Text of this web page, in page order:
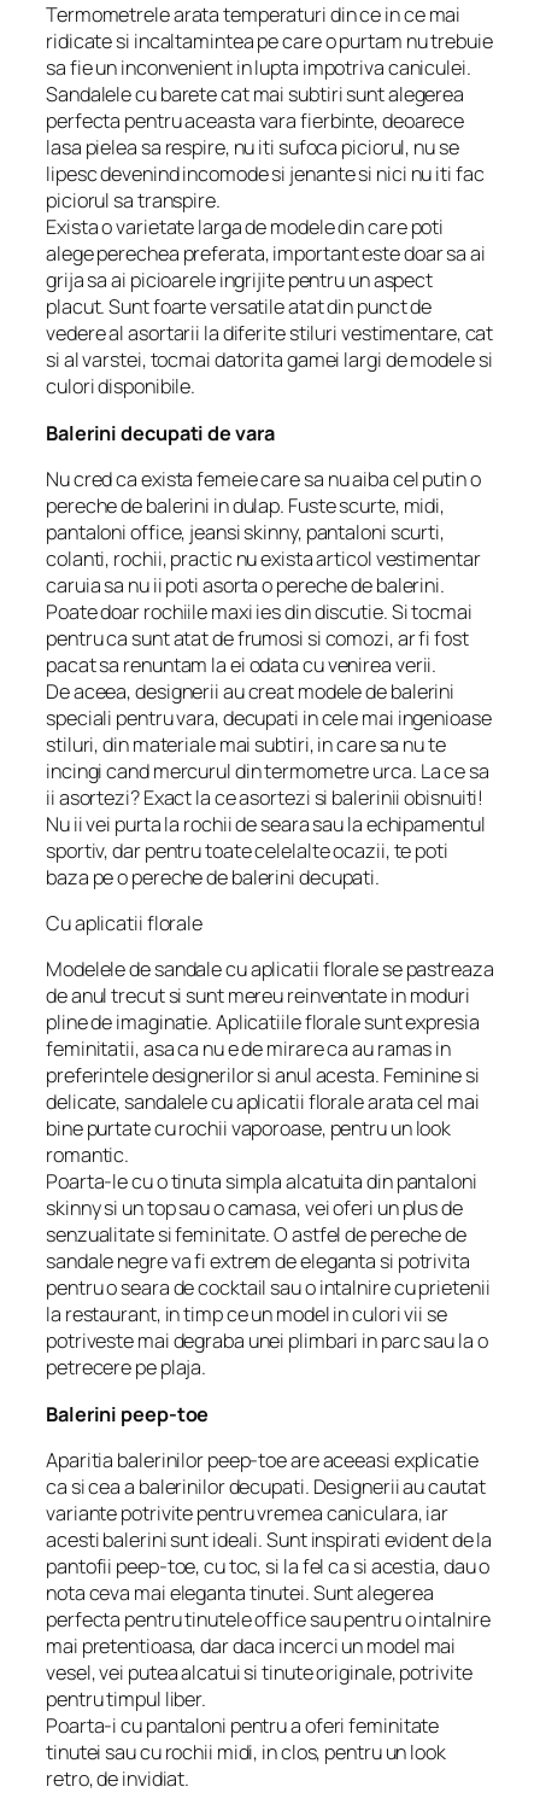
Termometrele arata temperaturi din ce in ce mai
ridicate si incaltamintea pe care o purtam nu trebuie
sa fie un inconvenient in lupta impotriva caniculei.
Sandalele cu barete cat mai subtiri sunt alegerea
perfecta pentru aceasta vara fierbinte, deoarece
lasa pielea sa respire, nu iti sufoca piciorul, nu se
lipesc devenind incomode si jenante si nici nu iti fac
piciorul sa transpire.
Exista o varietate larga de modele din care poti
alege perechea preferata, important este doar sa ai
grija sa ai picioarele ingrijite pentru un aspect
placut. Sunt foarte versatile atat din punct de
vedere al asortarii la diferite stiluri vestimentare, cat
si al varstei, tocmai datorita gamei largi de modele si
culori disponibile.
Balerini decupati de vara
Nu cred ca exista femeie care sa nu aiba cel putin o
pereche de balerini in dulap. Fuste scurte, midi,
pantaloni office, jeansi skinny, pantaloni scurti,
colanti, rochii, practic nu exista articol vestimentar
caruia sa nu ii poti asorta o pereche de balerini.
Poate doar rochiile maxi ies din discutie. Si tocmai
pentru ca sunt atat de frumosi si comozi, ar fi fost
pacat sa renuntam la ei odata cu venirea verii.
De aceea, designerii au creat modele de balerini
speciali pentru vara, decupati in cele mai ingenioase
stiluri, din materiale mai subtiri, in care sa nu te
incingi cand mercurul din termometre urca. La ce sa
ii asortezi? Exact la ce asortezi si balerinii obisnuiti!
Nu ii vei purta la rochii de seara sau la echipamentul
sportiv, dar pentru toate celelalte ocazii, te poti
baza pe o pereche de balerini decupati.
Cu aplicatii florale
Modelele de sandale cu aplicatii florale se pastreaza
de anul trecut si sunt mereu reinventate in moduri
pline de imaginatie. Aplicatiile florale sunt expresia
feminitatii, asa ca nu e de mirare ca au ramas in
preferintele designerilor si anul acesta. Feminine si
delicate, sandalele cu aplicatii florale arata cel mai
bine purtate cu rochii vaporoase, pentru un look
romantic.
Poarta-le cu o tinuta simpla alcatuita din pantaloni
skinny si un top sau o camasa, vei oferi un plus de
senzualitate si feminitate. O astfel de pereche de
sandale negre va fi extrem de eleganta si potrivita
pentru o seara de cocktail sau o intalnire cu prietenii
la restaurant, in timp ce un model in culori vii se
potriveste mai degraba unei plimbari in parc sau la o
petrecere pe plaja.
Balerini peep-toe
Aparitia balerinilor peep-toe are aceeasi explicatie
ca si cea a balerinilor decupati. Designerii au cautat
variante potrivite pentru vremea caniculara, iar
acesti balerini sunt ideali. Sunt inspirati evident de la
pantofii peep-toe, cu toc, si la fel ca si acestia, dau o
nota ceva mai eleganta tinutei. Sunt alegerea
perfecta pentru tinutele office sau pentru o intalnire
mai pretentioasa, dar daca incerci un model mai
vesel, vei putea alcatui si tinute originale, potrivite
pentru timpul liber.
Poarta-i cu pantaloni pentru a oferi feminitate
tinutei sau cu rochii midi, in clos, pentru un look
retro, de invidiat.